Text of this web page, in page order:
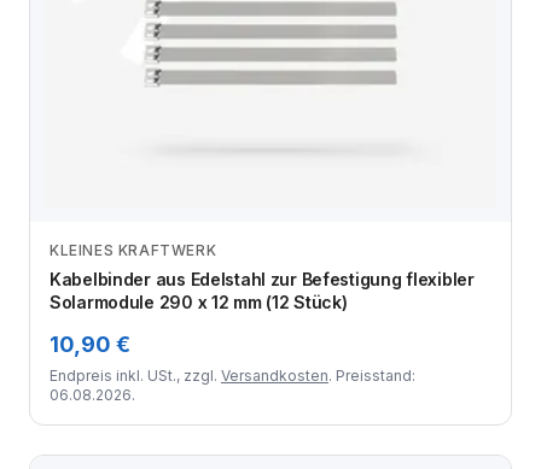
Zum Angebot
KLEINES KRAFTWERK
Kabelbinder aus Edelstahl zur Befestigung flexibler
Solarmodule 290 x 12 mm (12 Stück)
10,90 €
Endpreis inkl. USt., zzgl. Versandkosten. Preisstand:
06.08.2026.